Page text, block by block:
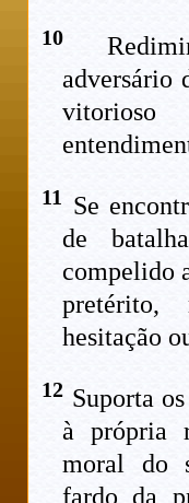
10
adversário
vitorioso
11
Se
de
compelido
pretérito,
hesitação
12 Suporta
à própria
moral do
fardo da